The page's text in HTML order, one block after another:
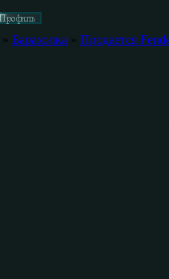
» Барахолка » Продается